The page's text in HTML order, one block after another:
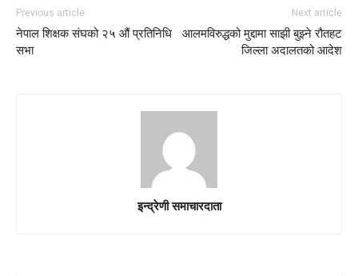
Previous article
नेपाल शिक्षक संघको २५ औं प्रतिनिधि
सभा
Next article
आलमविरुद्धको मुद्दामा साझी बुझ्ने रौतहट
जिल्ला अदालतको आदेश
इन्द्रेणी समाचारदाता